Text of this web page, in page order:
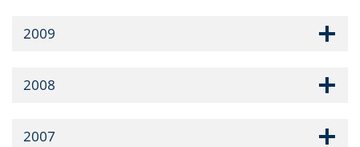
2009
2008
2007